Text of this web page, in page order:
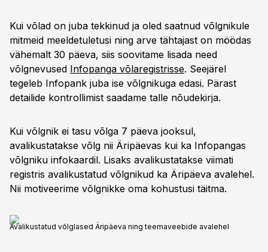
Kui võlad on juba tekkinud ja oled saatnud võlgnikule
mitmeid meeldetuletusi ning arve tähtajast on möödas
vähemalt 30 päeva, siis soovitame lisada need
võlgnevused Infopanga võlaregistrisse. Seejärel
tegeleb Infopank juba ise võlgnikuga edasi. Pärast
detailide kontrollimist saadame talle nõudekirja.
Kui võlgnik ei tasu võlga 7 päeva jooksul,
avalikustatakse võlg nii Äripäevas kui ka Infopangas
võlgniku infokaardil. Lisaks avalikustatakse viimati
registris avalikustatud võlgnikud ka Äripäeva avalehel.
Nii motiveerime võlgnikke oma kohustusi täitma.
Avalikustatud võlglased Äripäeva ning teemaveebide avalehel